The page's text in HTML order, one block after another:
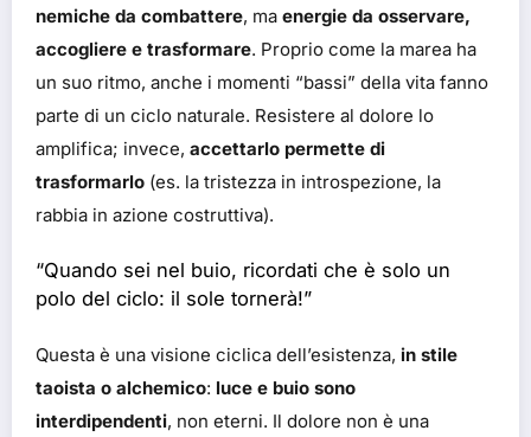
nemiche da combattere, ma energie da osservare,
accogliere e trasformare. Proprio come la marea ha
un suo ritmo, anche i momenti “bassi” della vita fanno
parte di un ciclo naturale. Resistere al dolore lo
amplifica; invece, accettarlo permette di
trasformarlo (es. la tristezza in introspezione, la
rabbia in azione costruttiva).
“Quando sei nel buio, ricordati che è solo un
polo del ciclo: il sole tornerà!”
Questa è una visione ciclica dell’esistenza, in stile
taoista o alchemico: luce e buio sono
interdipendenti, non eterni. Il dolore non è una